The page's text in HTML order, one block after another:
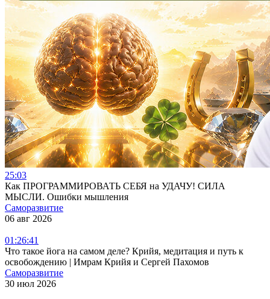
25:03
Как ПРОГРАММИРОВАТЬ СЕБЯ на УДАЧУ! СИЛА
МЫСЛИ. Ошибки мышления
Саморазвитие
06 авг 2026
01:26:41
Что такое йога на самом деле? Крийя, медитация и путь к
освобождению | Имрам Крийя и Сергей Пахомов
Саморазвитие
30 июл 2026